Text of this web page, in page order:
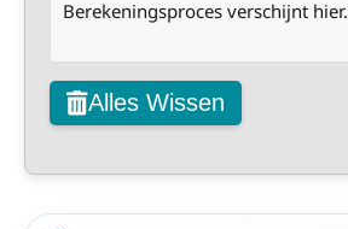
Berekeningsproces verschijnt hier.
Alles Wissen